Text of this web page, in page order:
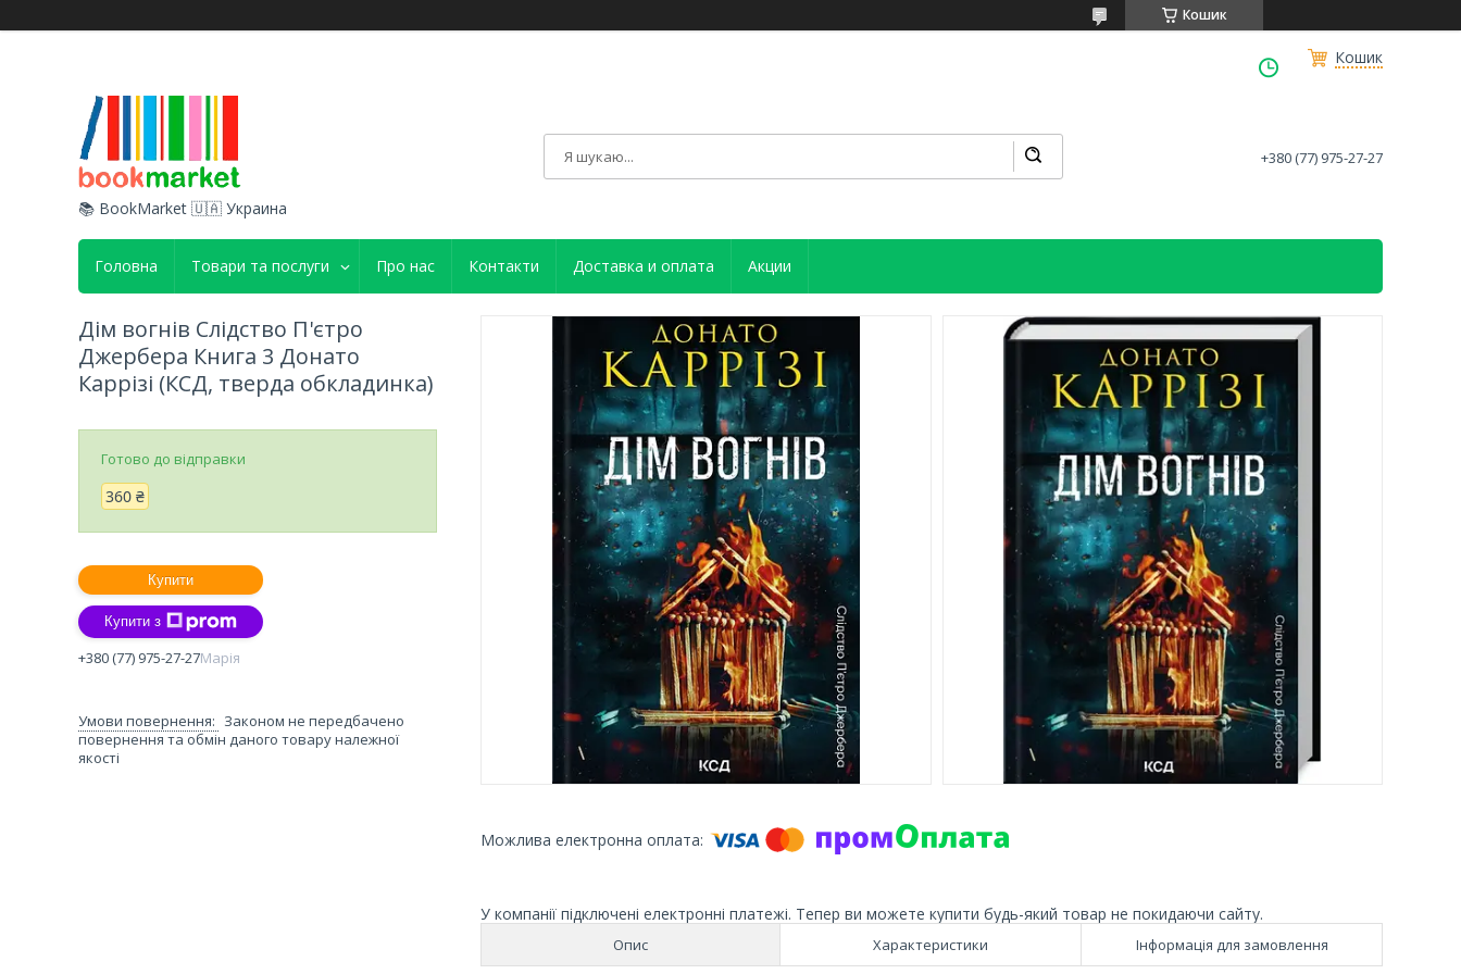
Кошик
Кошик
📚 BookMarket 🇺🇦 Украина
+380 (77) 975-27-27
Головна Товари та послуги Про нас Контакти Доставка и оплата Акции
У компанії підключені електронні платежі. Тепер ви можете купити будь-який товар не покидаючи сайту.
Опис Характеристики Інформація для замовлення
Дім вогнів Слідство П'єтро
Джербера Книга 3 Донато
Каррізі (КСД, тверда обкладинка)
Готово до відправки
360 ₴
Купити
Купити з
+380 (77) 975-27-27Марія
Законом не передбачено
повернення та обмін даного товару належної
якості